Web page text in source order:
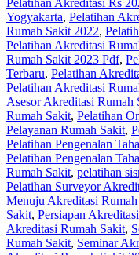
Yogyakarta, Pelatihan
Rumah Sakit 2022,
Pelatihan Akreditasi
Rumah Sakit 2023 Pdf,
Terbaru, Pelatihan
Pelatihan Akreditasi
Asesor Akreditasi Rumah
Rumah Sakit, Pelatihan
Pelayanan Rumah Sakit,
Pelatihan Pengenalan
Pelatihan Pengenalan
Rumah Sakit, pelatihan
Pelatihan Surveyor
Menuju Akreditasi
Sakit, Persiapan
Akreditasi Rumah Sakit,
Rumah Sakit, Seminar